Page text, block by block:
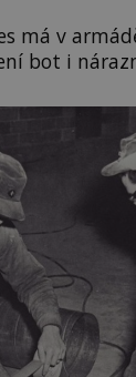
má v
bot i